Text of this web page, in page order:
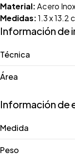
Material:Acero
Medidas:1.3 x 13.2
Información de
Técnica
Área
Información de
Medida
Peso